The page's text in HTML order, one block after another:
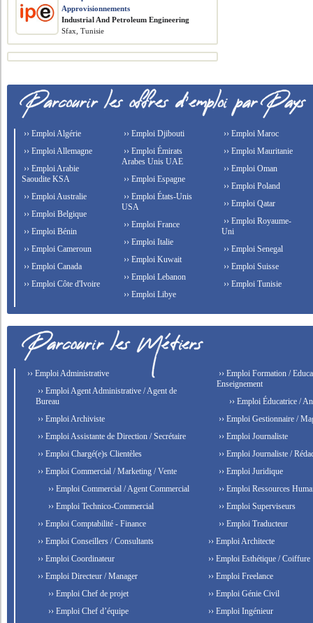
Approvisionnements
​Industrial And Petroleum Engineering
Sfax, Tunisie
›› Emploi Algérie
›› Emploi Allemagne
›› Emploi Arabie
Saoudite KSA
›› Emploi Australie
›› Emploi Belgique
›› Emploi Bénin
›› Emploi Cameroun
›› Emploi Canada
›› Emploi Côte d'Ivoire
›› Emploi Djibouti
›› Emploi Émirats
Arabes Unis UAE
›› Emploi Espagne
›› Emploi États-Unis
USA
›› Emploi France
›› Emploi Italie
›› Emploi Kuwait
›› Emploi Lebanon
›› Emploi Libye
›› Emploi Maroc
›› Emploi Mauritanie
›› Emploi Oman
›› Emploi Poland
›› Emploi Qatar
›› Emploi Royaume-
Uni
›› Emploi Senegal
›› Emploi Suisse
›› Emploi Tunisie
›› Emploi Administrative
›› Emploi Agent Administrative / Agent de
Bureau
›› Emploi Archiviste
›› Emploi Assistante de Direction / Secrétaire
›› Emploi Chargé(e)s Clientèles
›› Emploi Commercial / Marketing / Vente
›› Emploi Commercial / Agent Commercial
›› Emploi Technico-Commercial
›› Emploi Comptabilité - Finance
›› Emploi Conseillers / Consultants
›› Emploi Coordinateur
›› Emploi Directeur / Manager
›› Emploi Chef de projet
›› Emploi Chef d’équipe
›› Emploi Formation /
Enseignement
›› Emploi Éducatrice /
›› Emploi Gestionnaire /
›› Emploi Journaliste
›› Emploi Journaliste /
›› Emploi Juridique
›› Emploi Ressources
›› Emploi Superviseurs
›› Emploi Traducteur
›› Emploi Architecte
›› Emploi Esthétique / Coiffure
›› Emploi Freelance
›› Emploi Génie Civil
›› Emploi Ingénieur